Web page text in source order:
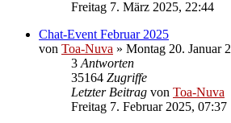
Freitag 7. März 2025, 22:44
Chat-Event Februar 2025
von Toa-Nuva » Montag 20. Januar
3 Antworten
35164 Zugriffe
Letzter Beitrag von Toa-Nuva
Freitag 7. Februar 2025, 07:37